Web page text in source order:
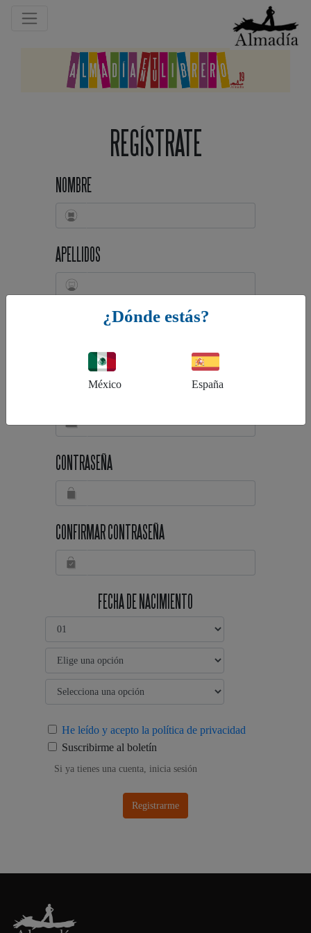
REGÍSTRATE
NOMBRE
APELLIDOS
CONTRASEÑA
CONFIRMAR CONTRASEÑA
FECHA DE NACIMIENTO
He leído y acepto la política de privacidad
Suscribirme al boletín
Si ya tienes una cuenta, inicia sesión
Registrarme
¿Dónde estás?
México España